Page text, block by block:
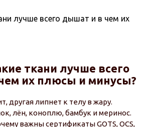
ткани лучше всего
их плюсы и минусы?
другая липнет к телу в жару.
лён, коноплю, бамбук и меринос.
важны сертификаты GOTS, OCS,